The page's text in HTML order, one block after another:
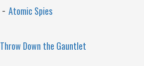
- Atomic Spies
Throw Down the Gauntlet